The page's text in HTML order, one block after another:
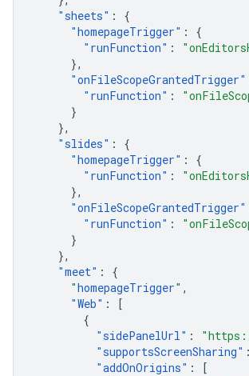
"sheets" :
{
"homepageTrigger" :
{
" runFunction" :
},
"onFileScopeGrantedTrigger"
" runFunction" :
}
},
"slides" :
{
"homepageTrigger" :
{
" runFunction" :
},
"onFileScopeGrantedTrigger"
" runFunction" :
}
},
"meet" :
{
"homepageTrigger" ,
"Web" :
[
{
"sidePanelUrl" :
"supportsScreenSharing" :
"addOnOrigins" :
[